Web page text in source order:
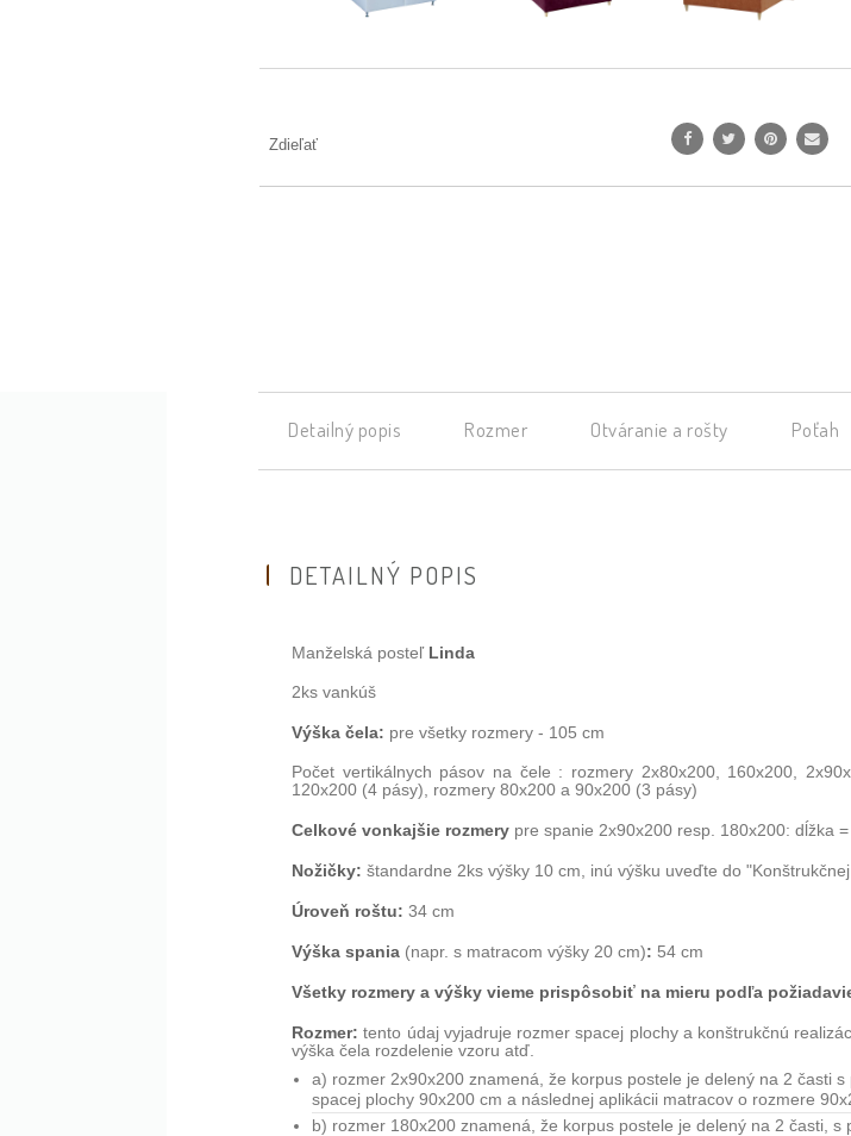
Zdieľať
Detailný popis Rozmer Otváranie a rošty Poťah
DETAILNÝ POPIS
Manželská posteľ Linda
2ks vankúš
Výška čela: pre všetky rozmery - 105 cm
Počet vertikálnych pásov na čele : rozmery 2x80x200, 160x200,
120x200 (4 pásy), rozmery 80x200 a 90x200 (3 pásy)
Celkové vonkajšie rozmery pre spanie 2x90x200 resp. 180x200: dĺžka
Nožičky: štandardne 2ks výšky 10 cm, inú výšku uveďte do
Úroveň roštu: 34 cm
Výška spania (napr. s matracom výšky 20 cm): 54 cm
Všetky rozmery a výšky vieme prispôsobiť na mieru podľa
Rozmer: tento údaj vyjadruje rozmer spacej plochy a konštrukčnú
výška čela rozdelenie vzoru atď.
a) rozmer 2x90x200 znamená, že korpus postele je delený na 2 časti
spacej plochy 90x200 cm a následnej aplikácii matracov o rozmere
b) rozmer 180x200 znamená, že korpus postele je delený na 2 časti,